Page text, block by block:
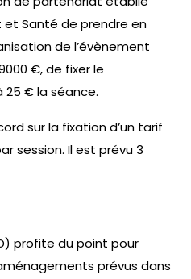
et Santé de prendre en
de l’évènement
€, de fixer le
€ la séance.
sur la fixation d’un tarif
session. Il est prévu 3
profite du point pour
prévus dans